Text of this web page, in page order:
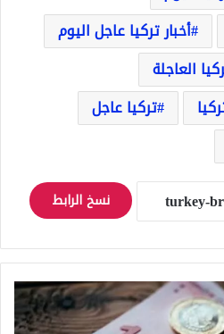
أخبار تركيا عاجل اليوم
العاجلة
تركيا عاجل
نسخ الرابط